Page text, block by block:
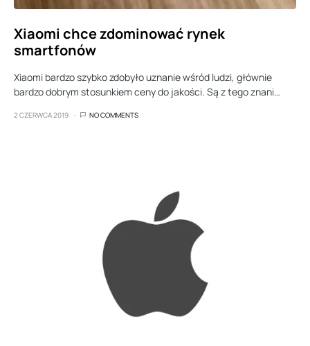
Xiaomi chce zdominować rynek
smartfonów
Xiaomi bardzo szybko zdobyło uznanie wśród ludzi, głównie
bardzo dobrym stosunkiem ceny do jakości. Są z tego znani…
2 CZERWCA 2019 NO COMMENTS